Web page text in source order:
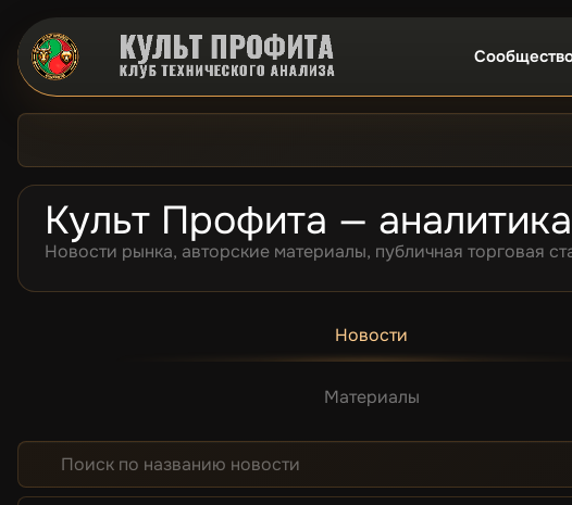
Культ Профита —
Новости рынка, авторские материалы, публичная торговая
Новости
Материалы